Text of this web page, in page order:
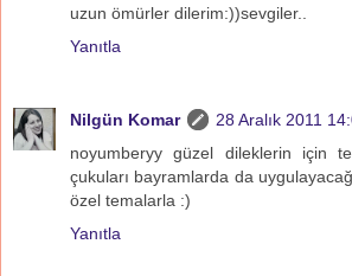
uzun ömürler dilerim:))sevgiler..
Yanıtla
Nilgün Komar
28 Aralık 2011
noyumberyy güzel dileklerin için
çukuları bayramlarda da
özel temalarla :)
Yanıtla